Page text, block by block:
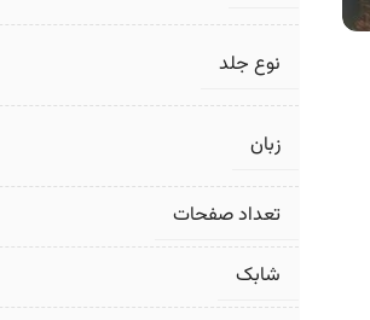
نوع جلد
زبان
تعداد صفحات
شابک